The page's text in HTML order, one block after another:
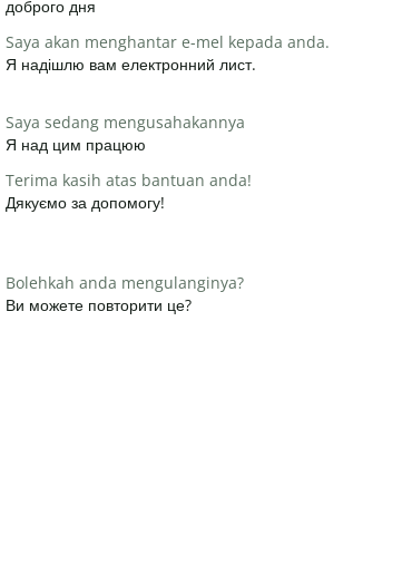
доброго дня
Saya akan menghantar e-mel kepada anda.
Я надішлю вам електронний лист.
Saya sedang mengusahakannya
Я над цим працюю
Terima kasih atas bantuan anda!
Дякуємо за допомогу!
Bolehkah anda mengulanginya?
Ви можете повторити це?